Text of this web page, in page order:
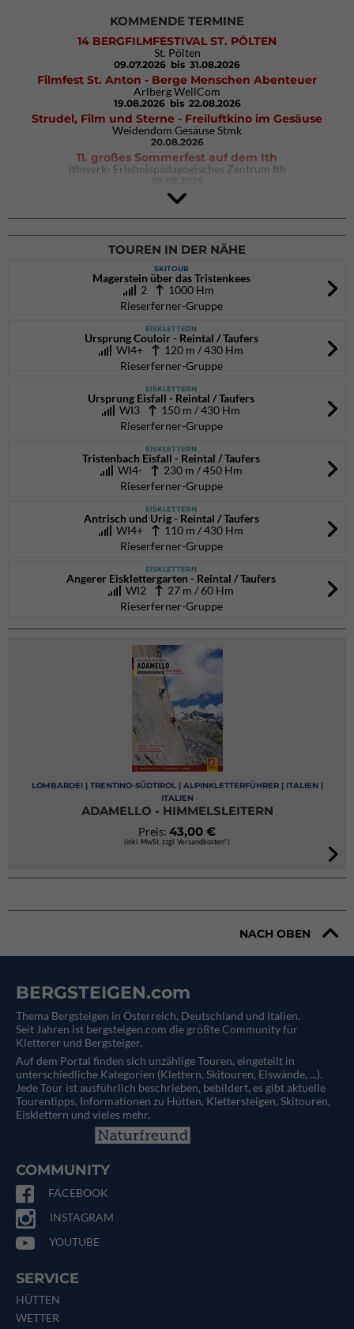
KOMMENDE TERMINE
14 BERGFILMFESTIVAL ST. PÖLTEN
St. Pölten
09.07.2026 bis 31.08.2026
Filmfest St. Anton - Berge Menschen Abenteuer
Arlberg WellCom
19.08.2026 bis 22.08.2026
Strudel, Film und Sterne - Freiluftkino im Gesäuse
Weidendom Gesäuse Stmk
20.08.2026
11. großes Sommerfest auf dem Ith
Ithwerk- Erlebnispädagogisches Zentrum Ith
4Blocs KIDS 2026
DAV Kletter- & Boulderzentrum München Süd (Thalkirchen)
26.09.2026
TOUREN IN DER NÄHE
SKITOUR
Magerstein über das Tristenkees
2
1000 Hm
Rieserferner-Gruppe
EISKLETTERN
Ursprung Couloir - Reintal / Taufers
WI4+
120 m / 430 Hm
Rieserferner-Gruppe
EISKLETTERN
Ursprung Eisfall - Reintal / Taufers
WI3
150 m / 430 Hm
Rieserferner-Gruppe
EISKLETTERN
Tristenbach Eisfall - Reintal / Taufers
WI4- 230 m / 450 Hm
Rieserferner-Gruppe
EISKLETTERN
Antrisch und Urig - Reintal / Taufers
WI4+
110 m / 430 Hm
Rieserferner-Gruppe
EISKLETTERN
Angerer Eisklettergarten - Reintal / Taufers
WI2
27 m / 60 Hm
Rieserferner-Gruppe
LOMBARDEI | TRENTINO-SÜDTIROL | ALPINKLETTERFÜHRER | ITALIEN |
ITALIEN
ADAMELLO - HIMMELSLEITERN
Preis: 43,00 €
(inkl. MwSt. zzgl. Versandkosten*)
NACH OBEN
BERGSTEIGEN.com
Thema Bergsteigen in Österreich, Deutschland und Italien.
Seit Jahren ist bergsteigen.com die größte Community für
Kletterer und Bergsteiger.
Auf dem Portal finden sich unzählige Touren, eingeteilt in
unterschiedliche Kategorien (Klettern, Skitouren, Eiswände, ...).
Jede Tour ist ausführlich beschrieben, bebildert, es gibt aktuelle
Tourentipps, Informationen zu Hütten, Klettersteigen, Skitouren,
Eisklettern und vieles mehr.
COMMUNITY
FACEBOOK
INSTAGRAM
YOUTUBE
SERVICE
HÜTTEN
WETTER